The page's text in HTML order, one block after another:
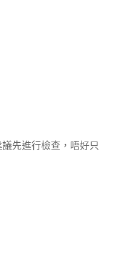
議先進行檢查，唔好只